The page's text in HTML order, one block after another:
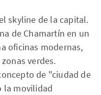
skyline de la capital.
de Chamartín en un
oficinas modernas,
verdes.
de "ciudad de
la movilidad